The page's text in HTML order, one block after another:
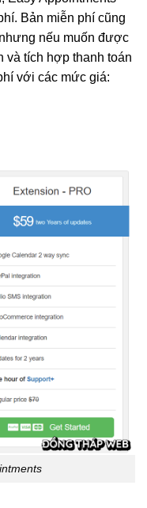
Bản miễn phí cũng
nếu muốn được
và tích hợp thanh toán
với các mức giá: